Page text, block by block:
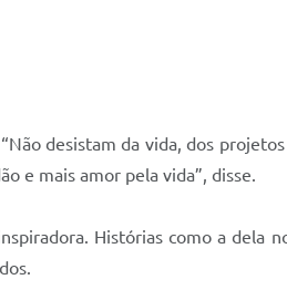
desistam da vida, dos
e mais amor pela vida”, disse.
Histórias como a dela